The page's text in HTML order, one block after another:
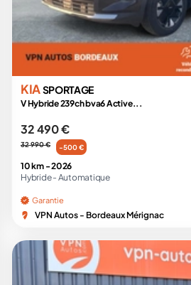
KIASPORTAGE
V Hybride 239ch bva6 Active...
32 490 €
32 990 € -500 €
10 km -2026
Hybride - Automatique
Garantie
VPN Autos - Bordeaux Mérignac